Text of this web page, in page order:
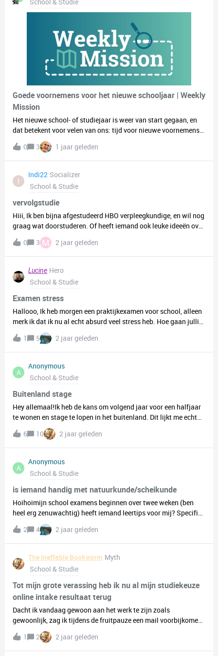
Goede voornemens voor het nieuwe schooljaar | Weekly
Mission
Het nieuwe school- of studiejaar is weer van start gegaan, en
dat betekent voor velen van ons: tijd voor nieuwe voornemens!
🎉 Of je nu aan een nieuwe studie begint, een nieuwe fase
ingaat, of gewoon verdergaat waar je was gebleven, een frisse
start voelt altijd goed.Misschien wil je dit jaar meer tijd
vrijmaken voor je hobby’s, nieuwe mensen ontmoeten, of wat
vaker gaan sporten. De mogelijkheden zijn eindeloos!Wat zijn
jouw voornemens voor dit schooljaar? Deel ze met ons in de
reacties! 💬
0 3 1 jaar geleden
I
Indi22 Socializer
School & Studie
vervolgstudie
Hiii, Ik ben bijna afgestudeerd HBO verpleegkundige, en wil nog
graag wat doorstuderen. Of heeft iemand ook leuke ideeën over
banen die fysiek niet te zwaar zijn, en misschien gecombineerd
met kantoorwerk/social media? Ik ben erg zoekende, alvast
bedankt :).
0 3 M 2 jaar geleden
Lucine Hero
School & Studie
Examen stress
Hallooo, Ik heb morgen een praktijkexamen voor school, alleen
merk ik dat ik nu al echt absurd veel stress heb. Hoe gaan jullie
met stress om, en hebben jullie misschien tips? Groetjes
1 5 2 jaar geleden
A
Anonymous
School & Studie
Buitenland stage
Hey allemaal!Ik heb de kans om volgend jaar voor een halfjaar
te wonen en stage te lopen in het buitenland. Dit lijkt me echt
een hele toffe ervaring, echter ben ik iemand die zich graag
goed voorbereid en ben heel benieuwd of iemand van jullie ook
in het buitenland heeft gewoond/stage gelopen heeft! Ben
ontzettend benieuwd naar jullie ervaring(en) 😉
6 10 2 jaar geleden
A
Anonymous
School & Studie
is iemand handig met natuurkunde/scheikunde
Hoihoimijn school examens beginnen over twee weken (ben
heel erg zenuwachtig) heeft iemand leertips voor mij? Specifiek
met natuurkunde/scheikunde want ik ben daar gewoon niet zo
goed in.groetjesyuri
2 4 2 jaar geleden
The Ineffable Bookworm Myth
School & Studie
Tot mijn grote verassing heb ik nu al mijn studiekeuze
online intake resultaat terug
Dacht ik vandaag gewoon aan het werk te zijn zoals
gewoonlijk, zag ik tijdens de fruitpauze een mail voorbijkomen
met "advies na studiekeuzecheck", wat normaal 3 weken zou
duren om terug te krijgen. Bij mij duurde dit echter iets meer
dan één week (8 dagen om precies te zijn).Ik wist niet hoe snel
1 2 2 jaar geleden